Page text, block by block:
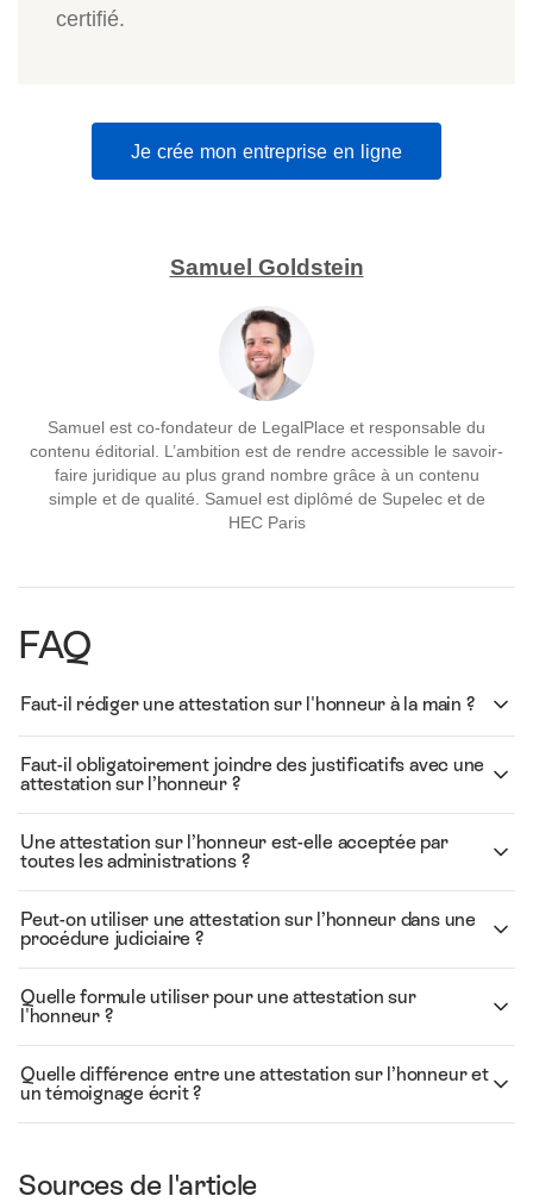
certifié.
Je crée mon entreprise en ligne
Samuel Goldstein
Samuel est co-fondateur de LegalPlace et responsable du
contenu éditorial. L’ambition est de rendre accessible le savoir-
faire juridique au plus grand nombre grâce à un contenu
simple et de qualité. Samuel est diplômé de Supelec et de
HEC Paris
FAQ
Faut-il rédiger une attestation sur l'honneur à la main ?
Faut-il obligatoirement joindre des justificatifs avec une
attestation sur l’honneur ?
Une attestation sur l’honneur est-elle acceptée par
toutes les administrations ?
Peut-on utiliser une attestation sur l’honneur dans une
procédure judiciaire ?
Quelle formule utiliser pour une attestation sur
l'honneur ?
Quelle différence entre une attestation sur l’honneur et
un témoignage écrit ?
Sources de l'article